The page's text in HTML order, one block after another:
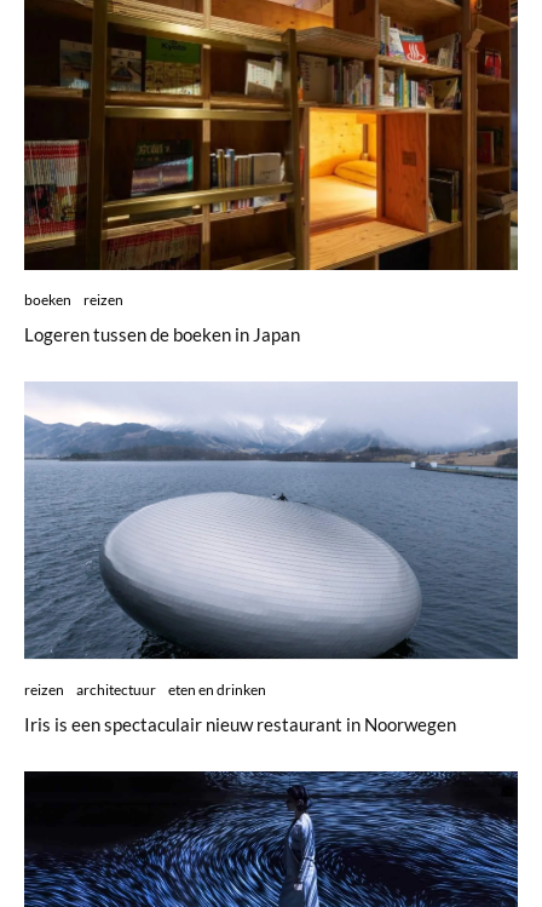
boeken reizen
Logeren tussen de boeken in Japan
reizen architectuur eten en drinken
Iris is een spectaculair nieuw restaurant in Noorwegen